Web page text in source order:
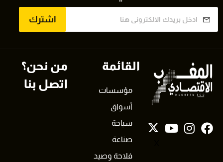
اشترك
القائمة
مؤسسات
أسواق
سياحة
صناعة
فلاحة وصيد
من نحن؟
اتصل بنا